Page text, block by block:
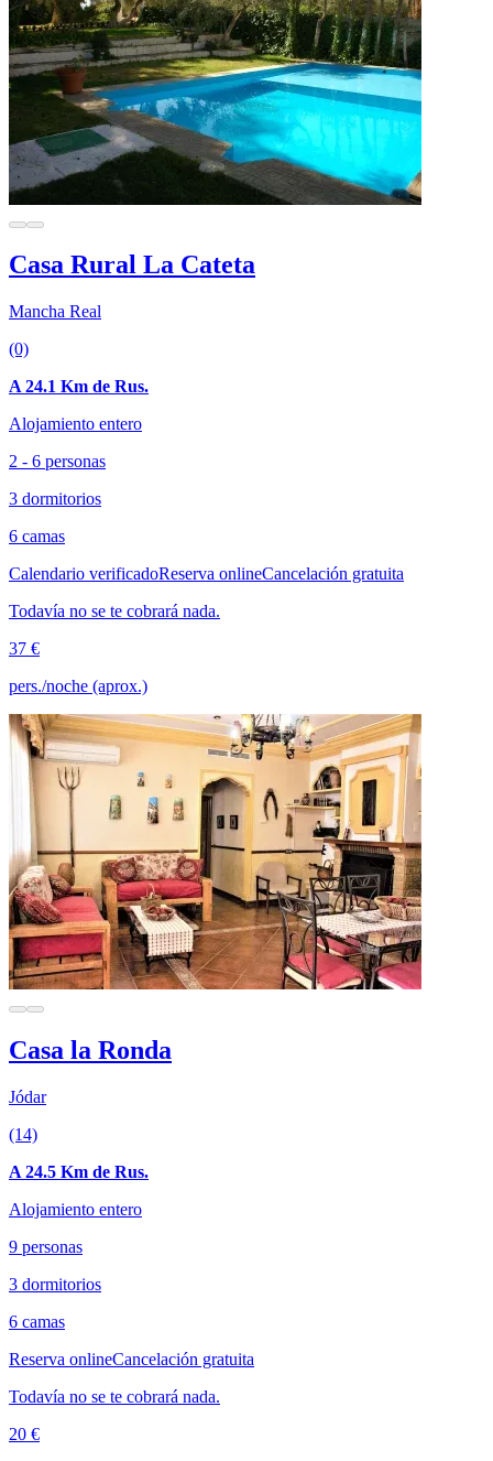
Casa Rural La Cateta
Mancha Real
(0)
A 24.1 Km de Rus.
Alojamiento entero
2 - 6 personas
3 dormitorios
6 camas
Calendario verificadoReserva onlineCancelación gratuita
Todavía no se te cobrará nada.
37 €
pers./noche (aprox.)
Casa la Ronda
Jódar
(14)
A 24.5 Km de Rus.
Alojamiento entero
9 personas
3 dormitorios
6 camas
Reserva onlineCancelación gratuita
Todavía no se te cobrará nada.
20 €